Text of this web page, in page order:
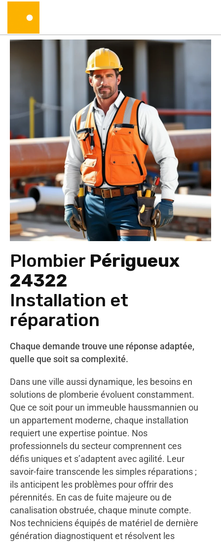
Plombier Périgueux
24322
Installation et
réparation
Chaque demande trouve une réponse adaptée,
quelle que soit sa complexité.
Dans une ville aussi dynamique, les besoins en
solutions de plomberie évoluent constamment.
Que ce soit pour un immeuble haussmannien ou
un appartement moderne, chaque installation
requiert une expertise pointue. Nos
professionnels du secteur comprennent ces
défis uniques et s’adaptent avec agilité. Leur
savoir-faire transcende les simples réparations ;
ils anticipent les problèmes pour offrir des
pérennités. En cas de fuite majeure ou de
canalisation obstruée, chaque minute compte.
Nos techniciens équipés de matériel de dernière
génération diagnostiquent et résolvent les